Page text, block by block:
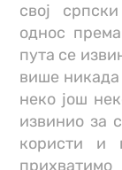
свој
однос
пута се
више никада
неко још
извинио за
користи и